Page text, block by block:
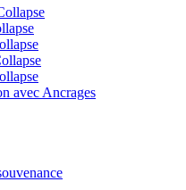
avec Ancrages